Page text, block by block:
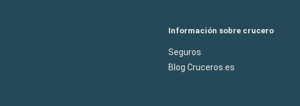
Información sobre crucero
Seguros
Blog Cruceros.es